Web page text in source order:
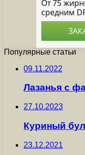
Популярные статьи
09.11.2022
Лазанья с
27.10.2023
Куриный
23.12.2021